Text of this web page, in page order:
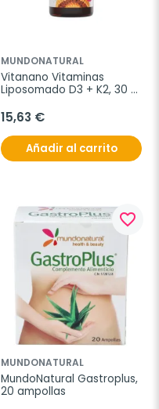
MUNDONATURAL
Vitanano Vitaminas
Liposomado D3 + K2, 30
15,63 €
Añadir al carrito
favorite_border
MUNDONATURAL
MundoNatural Gastroplus,
20 ampollas